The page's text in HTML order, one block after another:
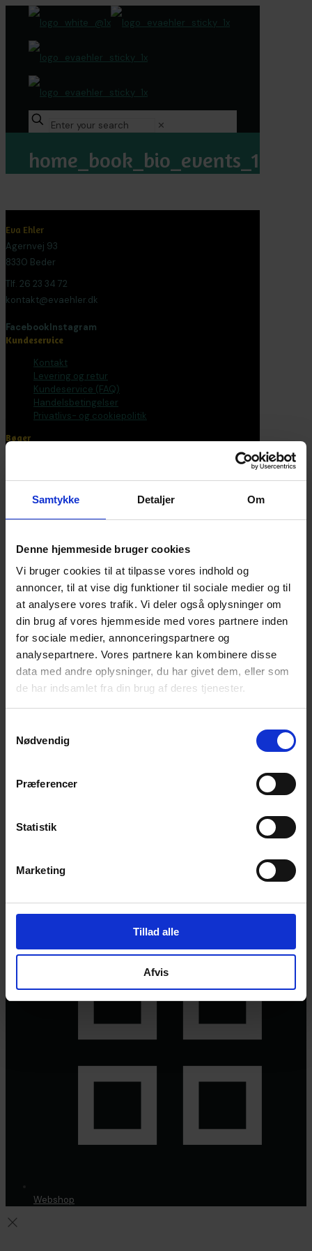
Samtykke Detaljer Om
Denne hjemmeside bruger cookies
Vi bruger cookies til at tilpasse vores indhold og
annoncer, til at vise dig funktioner til sociale medier og til
at analysere vores trafik. Vi deler også oplysninger om
din brug af vores hjemmeside med vores partnere inden
for sociale medier, annonceringspartnere og
analysepartnere. Vores partnere kan kombinere disse
data med andre oplysninger, du har givet dem, eller som
de har indsamlet fra din brug af deres tjenester.
Nødvendig
Præferencer
Statistik
Marketing
Tillad alle
Afvis
✕
home_book_bio_events_1
Eva Ehler
Agernvej 93
8330 Beder
Tlf. 26 23 34 72
kontakt@evaehler.dk
FacebookInstagram
Kundeservice
Kontakt
Levering og retur
Kundeservice (FAQ)
Handelsbetingelser
Privatlivs- og cookiepolitik
Bøger
Malebøger
Fantasirejser
Nyhedsbrev
Bliv en del af universet
Få magiske nyheder om bøger, malebøger og
inspiration direkte i din indbakke.
Webshop